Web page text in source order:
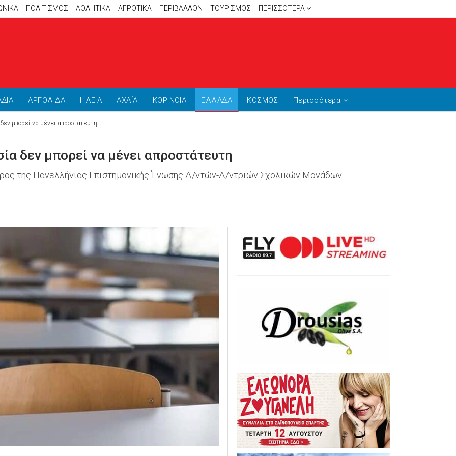
ΠΟΛΙΤΙΣΜΟΣ ΑΘΛΗΤΙΚΆ ΑΓΡΟΤΙΚΑ ΠΕΡΙΒΑΛΛΟΝ ΤΟΥΡΙΣΜΟΣ ΠΕΡΙΣΣΌΤΕΡΑ
ΑΡΓΟΛΙΔΑ ΗΛΕΙΑ ΑΧΑΪΑ ΚΟΡΙΝΘΙΑ ΕΛΛΑΔΑ ΚΟΣΜΟΣ Περισσότερα
μπορεί να μένει απροστάτευτη
δεν μπορεί να μένει απροστάτευτη
της Πανελλήνιας Επιστημονικής Ένωσης Δ/ντών-Δ/ντριών Σχολικών Μονάδων